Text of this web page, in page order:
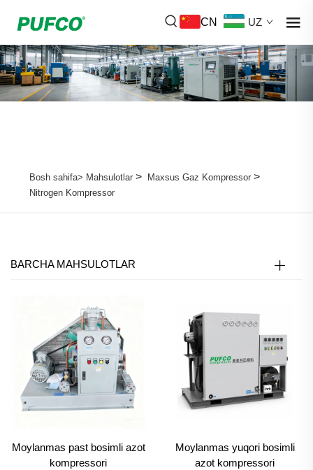
CN UZ
Bosh sahifa> Mahsulotlar> Maxsus Gaz Kompressor>
Nitrogen Kompressor
BARCHA MAHSULOTLAR
Moylanmas past bosimli azot
kompressori
Moylanmas yuqori bosimli
azot kompressori